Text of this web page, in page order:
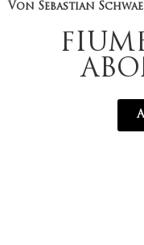
Von Sebastian